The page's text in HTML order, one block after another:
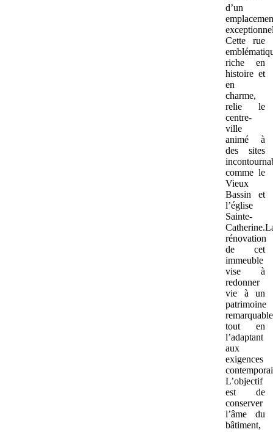
d’un
Cette rue
riche en
histoire et
en
charme,
relie le
centre-
ville
animé à
des sites
comme le
Vieux
Bassin et
l’église
Sainte-
rénovation
de cet
immeuble
vise à
redonner
vie à un
patrimoine
remarquable
tout en
l’adaptant
aux
exigences
L’objectif
est de
conserver
l’âme du
bâtiment,